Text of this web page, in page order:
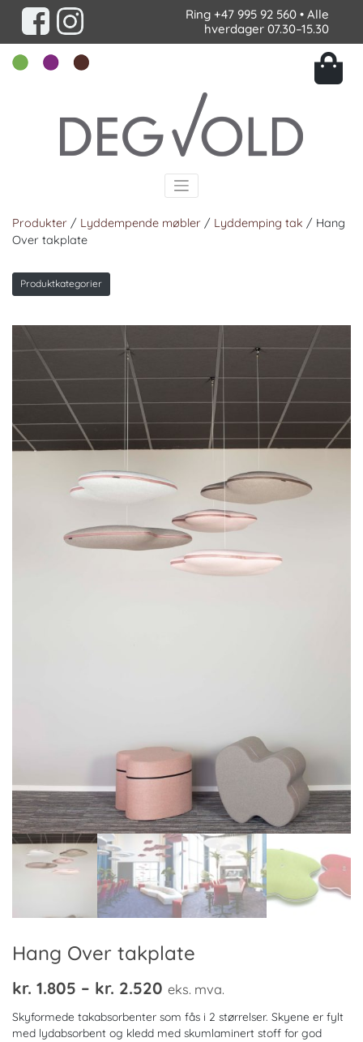
Ring +47 995 92 560 • Alle
hverdager 07.30–15.30
Produkter / Lyddempende møbler / Lyddemping tak / Hang
Over takplate
Produktkategorier
Hang Over takplate
kr. 1.805 – kr. 2.520 Prisområde:
kr. 1.805
til
eks. mva.
Skyformede takabsorbenter som fås i 2 størrelser. Skyene er fylt
med lydabsorbent og kledd med skumlaminert stoff for god